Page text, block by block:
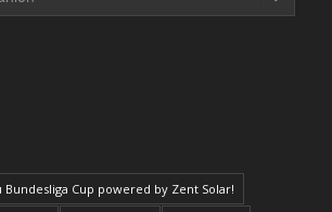
Bundesliga Cup powered by Zent Solar!